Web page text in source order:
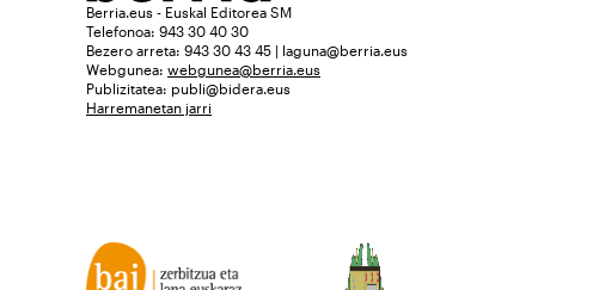
Berria.eus - Euskal Editorea SM
Telefonoa: 943 30 40 30
Bezero arreta: 943 30 43 45 | laguna@berria.eus
Webgunea: webgunea@berria.eus
Publizitatea: publi@bidera.eus
Harremanetan jarri